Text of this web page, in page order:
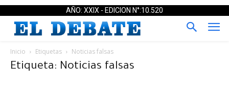
AÑO: XXIX - EDICION N°:10.520
Inicio Etiquetas Noticias falsas
Etiqueta: Noticias falsas